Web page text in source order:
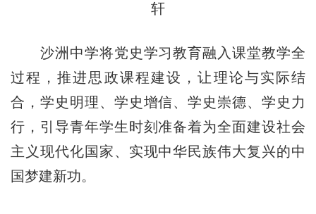
轩
沙洲中学将党史学习教育融入课堂教学全
过程，推进思政课程建设，让理论与实际结
合，学史明理、学史增信、学史崇德、学史力
行，引导青年学生时刻准备着为全面建设社会
主义现代化国家、实现中华民族伟大复兴的中
国梦建新功。